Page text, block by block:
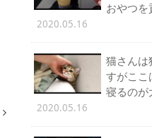
おやつを
2020.05.16
猫さんは
すがこ
寝るのが
2020.05.16